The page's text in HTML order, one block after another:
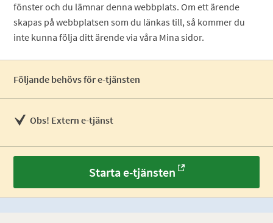
fönster och du lämnar denna webbplats. Om ett ärende
skapas på webbplatsen som du länkas till, så kommer du
inte kunna följa ditt ärende via våra Mina sidor.
Följande behövs för e-tjänsten
Obs! Extern e-tjänst
Starta e-tjänsten